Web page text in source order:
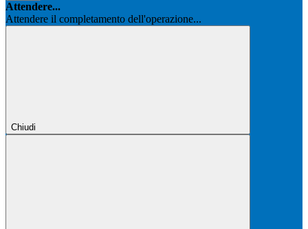
Attendere...
Attendere il completamento dell'operazione...
Chiudi